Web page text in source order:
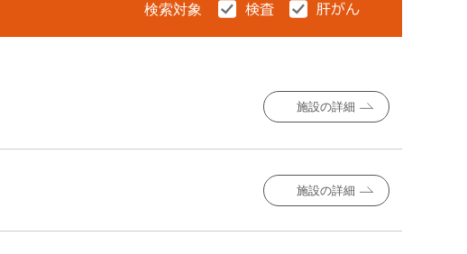
検索対象
施設の詳細
施設の詳細